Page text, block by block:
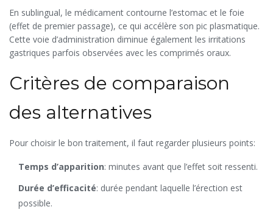
En sublingual, le médicament contourne l’estomac et le foie
(effet de premier passage), ce qui accélère son pic plasmatique.
Cette voie d’administration diminue également les irritations
gastriques parfois observées avec les comprimés oraux.
Critères de comparaison
des alternatives
Pour choisir le bon traitement, il faut regarder plusieurs points:
Temps d’apparition: minutes avant que l’effet soit ressenti.
Durée d’efficacité: durée pendant laquelle l’érection est
possible.